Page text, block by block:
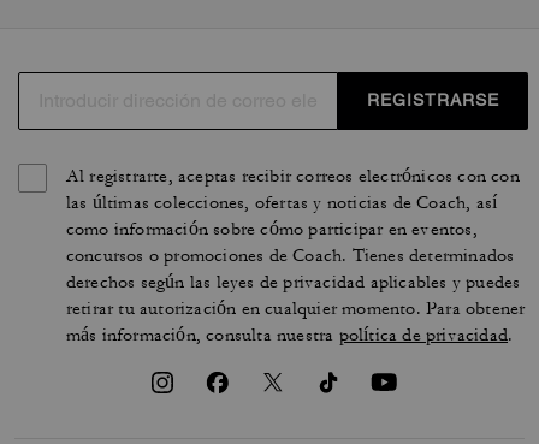
REGISTRARSE
Al registrarte, aceptas recibir correos electrónicos con con
las últimas colecciones, ofertas y noticias de Coach, así
como información sobre cómo participar en eventos,
concursos o promociones de Coach. Tienes determinados
derechos según las leyes de privacidad aplicables y puedes
retirar tu autorización en cualquier momento. Para obtener
más información, consulta nuestra política de privacidad.